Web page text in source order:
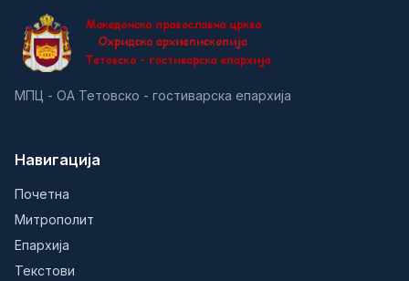
МПЦ - ОА Тетовско - гостиварска епархија
Навигација
Почетна
Митрополит
Епархија
Текстови